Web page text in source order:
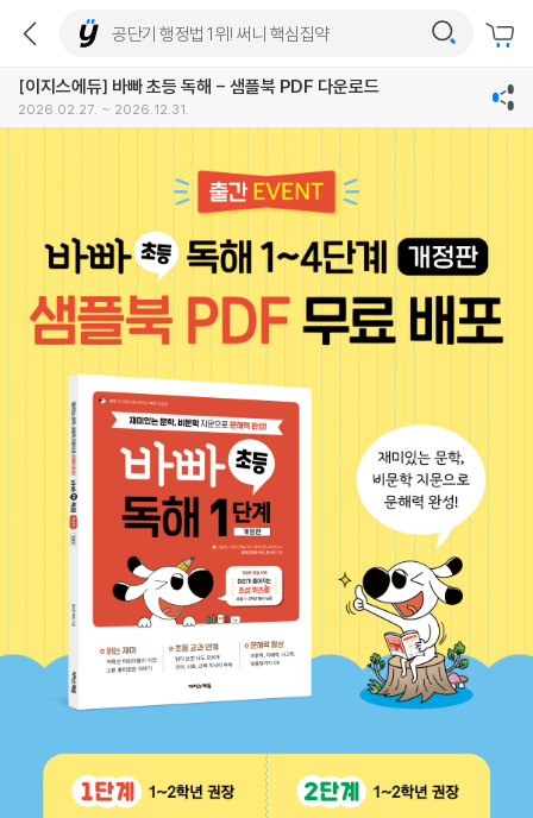
[이지스에듀] 바빠 초등 독해 - 샘플북 PDF 다운로드
2026.02.27. ~ 2026.12.31.